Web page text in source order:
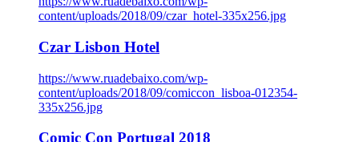
content/uploads/2018/09/czar_hotel-335x256.jpg
Czar Lisbon Hotel
https://www.ruadebaixo.com/wp-
content/uploads/2018/09/comiccon_lisboa-012354-
335x256.jpg
Comic Con Portugal 2018